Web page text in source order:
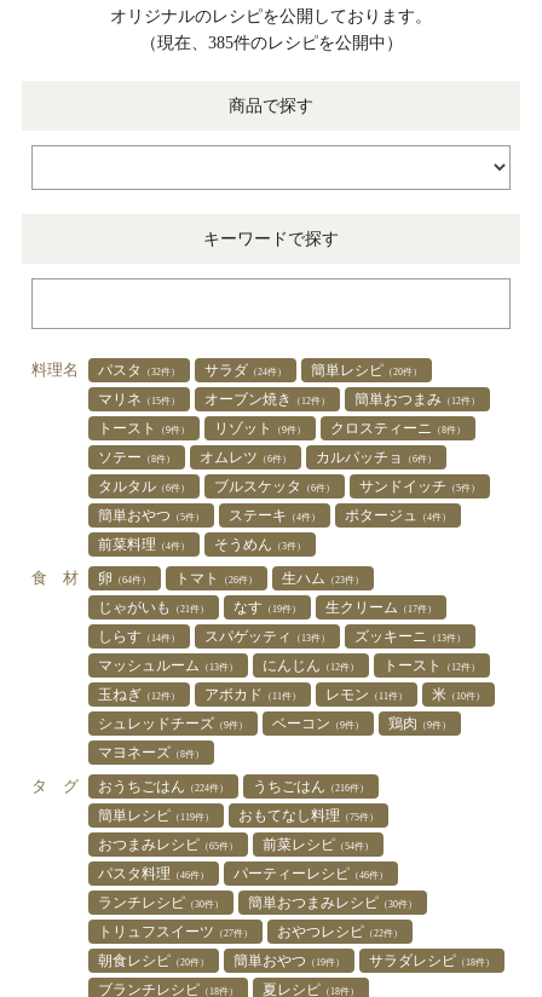
オリジナルのレシピを公開しております。
（現在、385件のレシピを公開中）
商品で探す
キーワードで探す
料理名 パスタ （32件） サラダ （24件） 簡単レシピ （20件）
マリネ （15件） オーブン焼き （12件） 簡単おつまみ （12件）
トースト （9件） リゾット （9件） クロスティーニ （8件）
ソテー （8件） オムレツ （6件） カルパッチョ （6件）
タルタル （6件） ブルスケッタ （6件） サンドイッチ （5件）
簡単おやつ （5件） ステーキ （4件） ポタージュ （4件）
前菜料理 （4件） そうめん （3件）
食 材 卵 （64件） トマト （26件） 生ハム （23件）
じゃがいも （21件） なす （19件） 生クリーム （17件）
しらす （14件） スパゲッティ （13件） ズッキーニ （13件）
マッシュルーム （13件） にんじん （12件） トースト （12件）
玉ねぎ （12件） アボカド （11件） レモン （11件） 米 （10件）
シュレッドチーズ （9件） ベーコン （9件） 鶏肉 （9件）
マヨネーズ （8件）
タ グ おうちごはん （224件） うちごはん （216件）
簡単レシピ （119件） おもてなし料理 （75件）
おつまみレシピ （65件） 前菜レシピ （54件）
パスタ料理 （46件） パーティーレシピ （46件）
ランチレシピ （30件） 簡単おつまみレシピ （30件）
トリュフスイーツ （27件） おやつレシピ （22件）
朝食レシピ （20件） 簡単おやつ （19件） サラダレシピ （18件）
ブランチレシピ （18件） 夏レシピ （18件）